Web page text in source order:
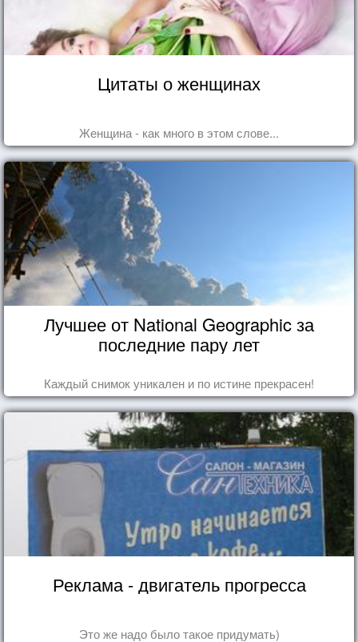
Цитаты о женщинах
Женщина - как много в этом слове...
Лучшее от National Geographic за
последние пару лет
Каждый снимок уникален и по истине прекрасен!
Реклама - двигатель прогресса
Это же надо было такое придумать)